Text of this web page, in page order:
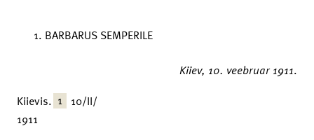
BARBARUS SEMPERILE
Kiiev, 10. veebruar 1911.
Kiievis. 1 10/II/
1911